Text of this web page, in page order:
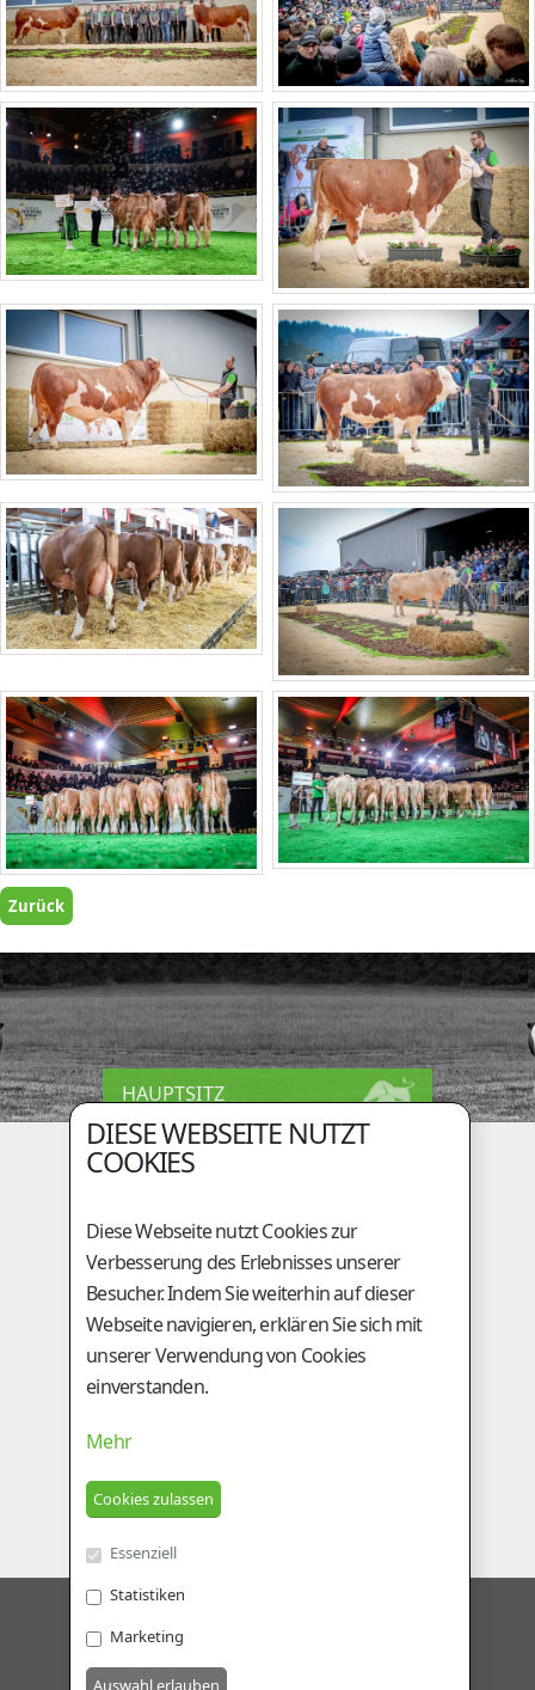
DIESE WEBSEITE NUTZT
COOKIES
Diese Webseite nutzt Cookies zur
Verbesserung des Erlebnisses unserer
Besucher. Indem Sie weiterhin auf dieser
Webseite navigieren, erklären Sie sich mit
unserer Verwendung von Cookies
einverstanden.
Mehr
Essenziell
Statistiken
Marketing
Zurück
HAUPTSITZ
Holzingerberg 1
A-3254 Bergland
+43 (0)50 / 259 - 49000
be@genostar.at
GESCHÄFTSSTELLE
Am Tieberhof 6
+43 (0)3112 / 5924
besamung@genostar.at
GENOSTAR RINDERBESAMUNG GMBH